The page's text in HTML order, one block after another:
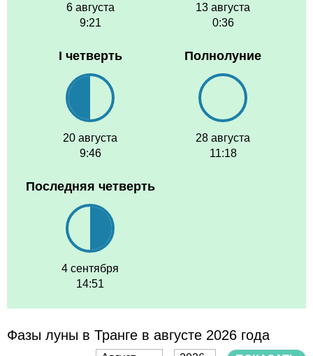
6 августа
9:21
13 августа
0:36
I четверть
20 августа
9:46
Полнолуние
28 августа
11:18
Последняя четверть
4 сентября
14:51
Фазы луны в Транге в августе 2026 года